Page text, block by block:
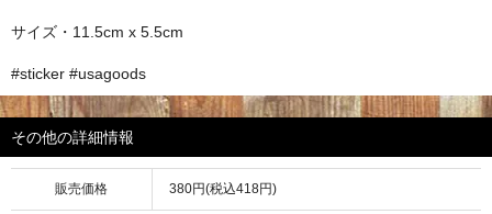
サイズ・11.5cm x 5.5cm
#sticker #usagoods
その他の詳細情報
販売価格 380円(税込418円)